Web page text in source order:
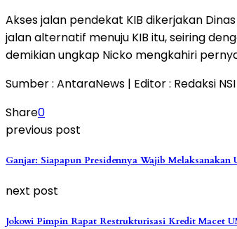
Akses jalan pendekat KIB dikerjakan
jalan alternatif menuju KIB itu, seiring
demikian ungkap Nicko mengkahiri
Sumber : AntaraNews | Editor : Redaksi NSI
Share0
previous post
Ganjar: Siapapun Presidennya Wajib Melaksanakan
next post
Jokowi Pimpin Rapat Restrukturisasi Kredit Macet